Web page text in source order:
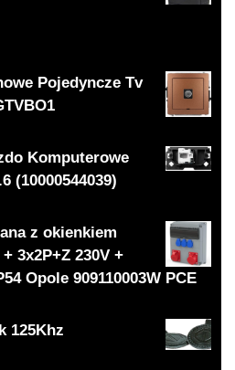
Pojedyncze Tv
Komputerowe
(10000544039)
z okienkiem
3x2P+Z 230V +
Opole 909110003W PCE
125Khz